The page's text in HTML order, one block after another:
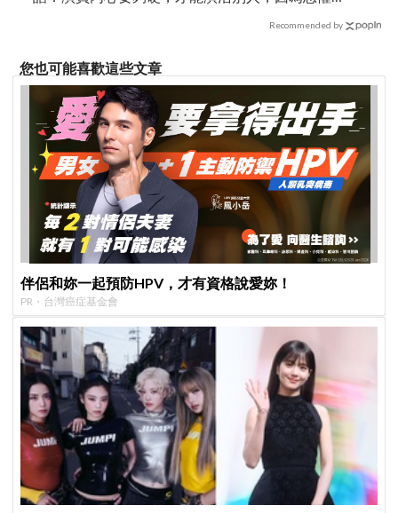
Recommended by
您也可能喜歡這些文章
伴侶和妳一起預防HPV，才有資格說愛妳！
PR・台灣癌症基金會